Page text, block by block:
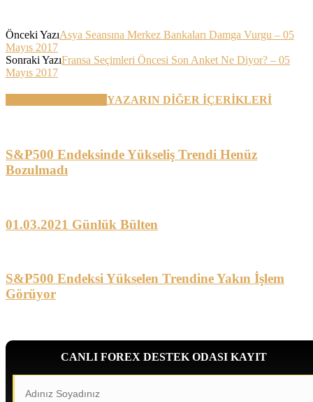
Önceki YazıAsya Seansına Merkez Bankaları Damga Vurgu – 05
Mayıs 2017
Sonraki YazıFransa Seçimleri Öncesi Son Anket Ne Diyor? – 05
Mayıs 2017
YAZARIN DİĞER İÇERİKLERİ
S&P500 Endeksinde Yükseliş Trendi Henüz
Bozulmadı
01.03.2021 Günlük Bülten
S&P500 Endeksi Yükselen Trendine Yakın İşlem
Görüyor
CANLI FOREX DESTEK ODASI KAYIT